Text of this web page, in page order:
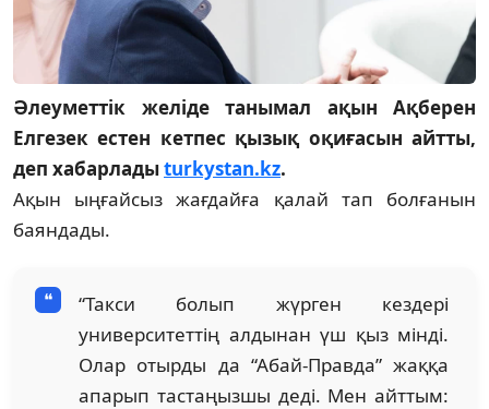
Әлеуметтік желіде танымал ақын Ақберен
Елгезек естен кетпес қызық оқиғасын айтты,
деп хабарладыturkystan.kz.
Ақын ыңғайсыз жағдайға қалай тап болғанын
баяндады.
“Такси болып жүрген кездері
университеттің алдынан үш қыз мінді.
Олар отырды да “Абай-Правда” жаққа
апарып тастаңызшы деді. Мен айттым: